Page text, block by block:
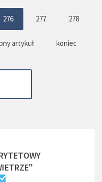
276 277 278
artykuł koniec